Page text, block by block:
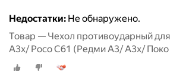
Недостатки: Не обнаружено.
Товар — Чехол противоударный
A3x/ Poco C61 (Редми А3/ А3х/
защитой камеры, черный